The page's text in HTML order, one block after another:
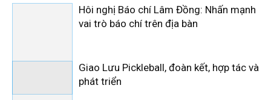
Hôi nghị Báo chí Lâm Đồng: Nhấn mạnh
vai trò báo chí trên địa bàn
Giao Lưu Pickleball, đoàn kết, hợp tác và
phát triển